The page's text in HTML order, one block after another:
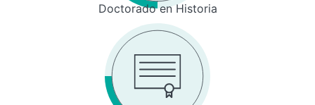
Doctorado en Historia